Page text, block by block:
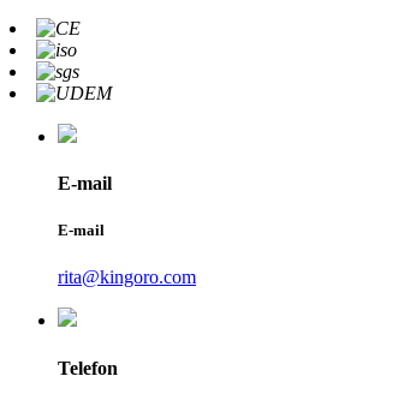
E-mail
E-mail
rita@kingoro.com
Telefon